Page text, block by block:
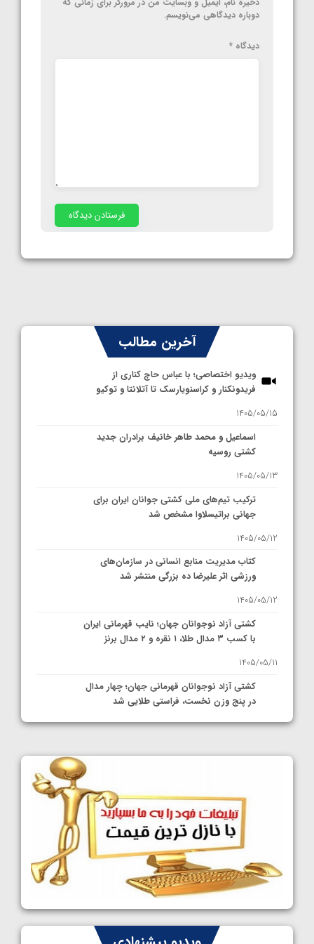
دوباره دیدگاهی می‌نویسم.
دیدگاه *
آخرین مطالب
ویدیو اختصاصی؛ با عباس حاج کناری از
فریدونکنار و کراسنویارسک تا آتلانتا و توکیو
1405/05/15
اسماعیل و محمد طاهر خانیف برادران جدید
کشتی روسیه
1405/05/13
ترکیب تیم‌های ملی کشتی جوانان ایران برای
جهانی براتیسلاوا مشخص شد
1405/05/12
کتاب مدیریت منابع انسانی در سازمان‌های
ورزشی اثر علیرضا ده بزرگی منتشر شد
1405/05/12
کشتی آزاد نوجوانان جهان؛ نایب قهرمانی ایران
با کسب ۳ مدال طلا، ۱ نقره و ۲ مدال برنز
1405/05/11
کشتی آزاد نوجوانان قهرمانی جهان؛ چهار مدال
در پنج وزن نخست، فراستی طلایی شد
1405/05/11
کشتی آزاد نوجوانان جهان؛ رقبای نمایندگان
ایران مشخص شدند
1405/05/08
کشتی فرنگی نوجوانان جهان؛ سکوی تیمی
سوم برای ایران
1405/05/07
ایران چشم به راه چهار مدال در پنج وزن دوم